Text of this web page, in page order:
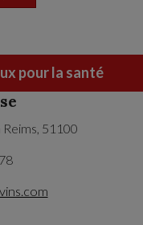
pour la santé
Reims, 51100